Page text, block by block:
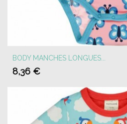
BODY MANCHES LONGUES...
8,36 €